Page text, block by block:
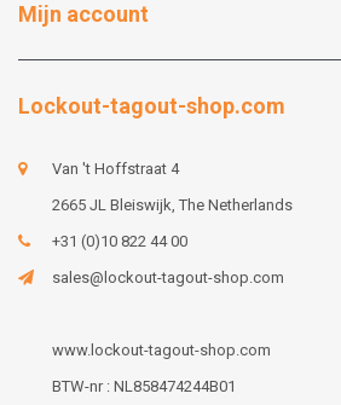
Mijn account
Lockout-tagout-shop.com
Van 't Hoffstraat 4
2665 JL Bleiswijk, The Netherlands
+31 (0)10 822 44 00
sales@lockout-tagout-shop.com
www.lockout-tagout-shop.com
BTW-nr : NL858474244B01